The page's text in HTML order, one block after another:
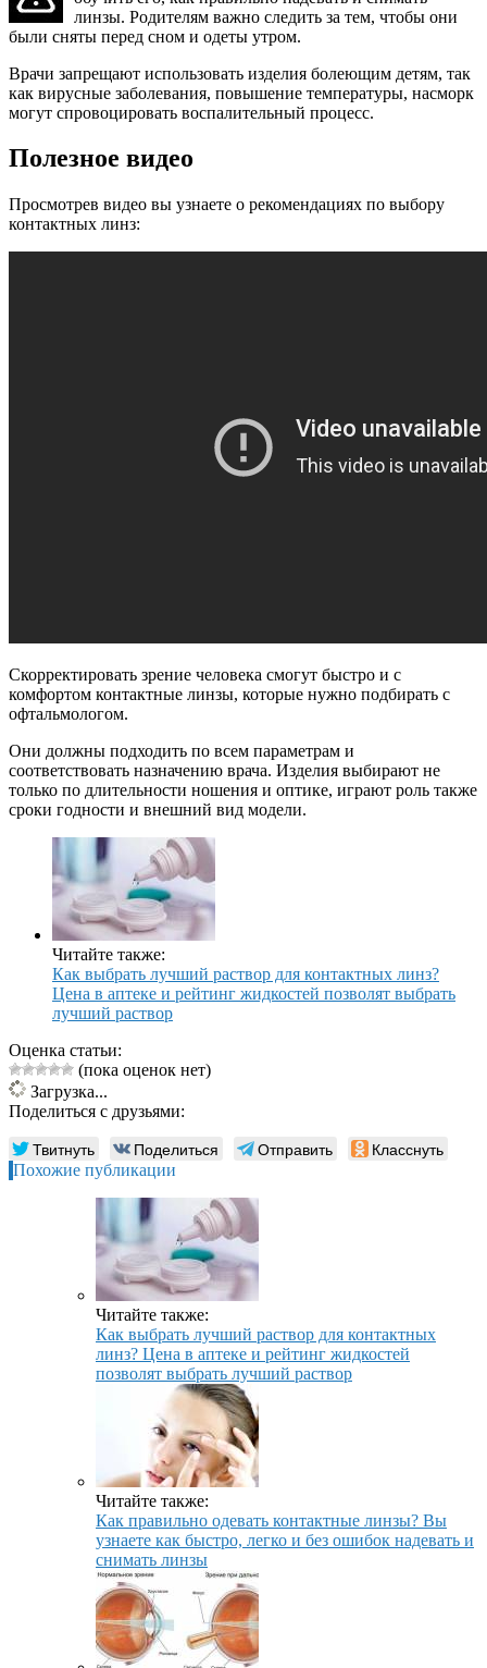
линзы. Родителям важно следить за тем, чтобы они
были сняты перед сном и одеты утром.
Врачи запрещают использовать изделия болеющим детям, так
как вирусные заболевания, повышение температуры, насморк
могут спровоцировать воспалительный процесс.
Полезное видео
Просмотрев видео вы узнаете о рекомендациях по выбору
контактных линз:
Скорректировать зрение человека смогут быстро и с
комфортом контактные линзы, которые нужно подбирать с
офтальмологом.
Они должны подходить по всем параметрам и
соответствовать назначению врача. Изделия выбирают не
только по длительности ношения и оптике, играют роль также
сроки годности и внешний вид модели.
Читайте также:
Как выбрать лучший раствор для контактных линз?
Цена в аптеке и рейтинг жидкостей позволят выбрать
лучший раствор
Оценка статьи:
(пока оценок нет)
Загрузка...
Поделиться с друзьями:
Твитнуть Поделиться Отправить Класснуть
Похожие публикации
Читайте также:
Как выбрать лучший раствор для контактных
линз? Цена в аптеке и рейтинг жидкостей
позволят выбрать лучший раствор
Читайте также:
Как правильно одевать контактные линзы? Вы
узнаете как быстро, легко и без ошибок надевать и
снимать линзы